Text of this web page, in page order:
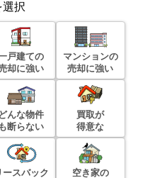
2025年5月
土地面積:
2025年5月
択
戸建ての
却に強い
マンションの
売却に強い
どんな物件
も断らない
買取が
得意な
ースバック 空き家の